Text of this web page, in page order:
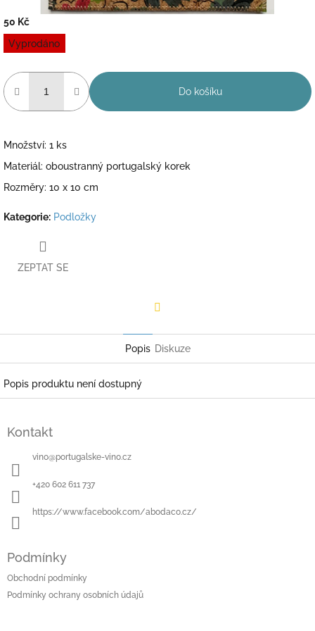
50 Kč
Měrná
cena:
Vyprodáno
Do košíku
Množství: 1 ks
Materiál: oboustranný portugalský korek
Rozměry: 10 x 10 cm
Kategorie: Podložky
ZEPTAT SE
Popis Diskuze
Popis produktu není dostupný
Kontakt
vino@portugalske-vino.cz
+420 602 611 737
https://www.facebook.com/abodaco.cz/
Podmínky
Obchodní podmínky
Podmínky ochrany osobních údajů